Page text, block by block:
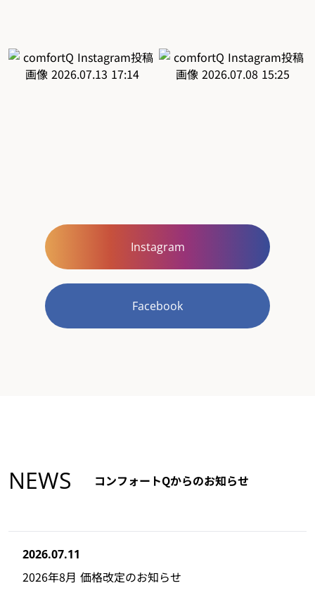
Instagram
Facebook
NEWS コンフォートQからのお知らせ
2026.07.11
2026年8月 価格改定のお知らせ